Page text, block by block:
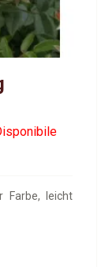
Farbe, leicht